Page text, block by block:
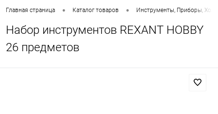
Главная страница • Каталог товаров • Инструменты, Приборы,
Набор инструментов REXANT HOBBY
26 предметов